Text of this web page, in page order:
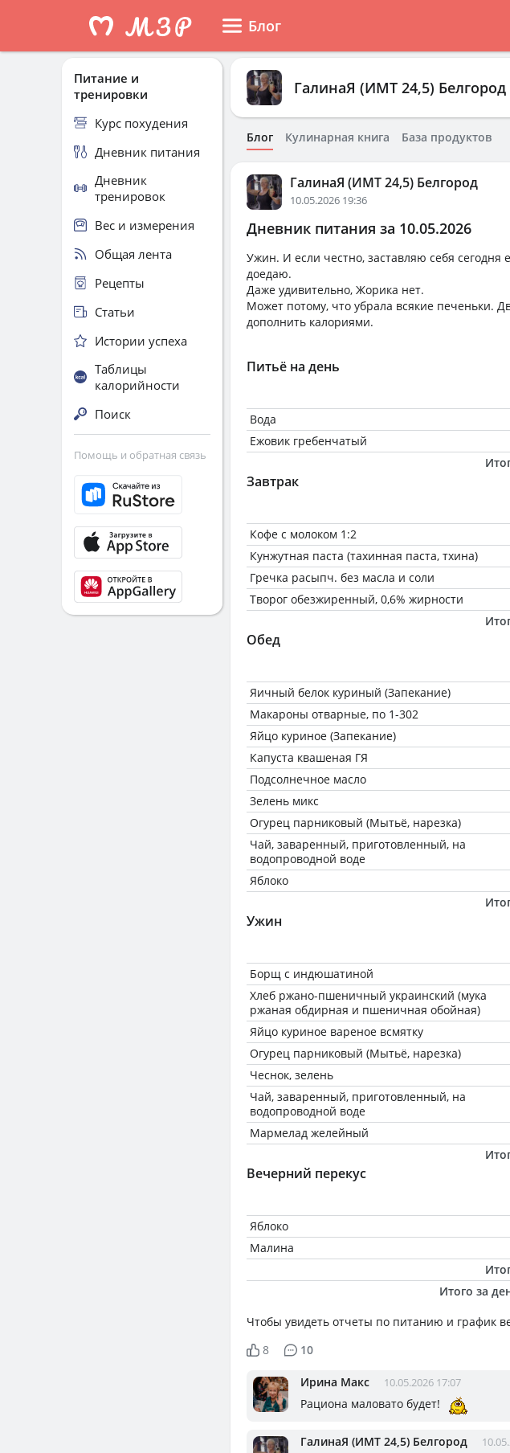
Блог
ГалинаЯ (ИМТ 24,5) Белгород
Блог Кулинарная книга База продуктов
ГалинаЯ (ИМТ 24,5) Белгород
10.05.2026 19:36
Дневник питания за 10.05.2026
Ужин. И если честно, заставляю себя
доедаю.
Даже удивительно, Жорика нет.
Может потому, что убрала всякие печеньки.
дополнить калориями.
Питьё на день
Вода
Ежовик гребенчатый
Завтрак
Кофе с молоком 1:2
Кунжутная паста (тахинная паста, тхина)
Гречка расыпч. без масла и соли
Творог обезжиренный, 0,6% жирности
Обед
Яичный белок куриный (Запекание)
Макароны отварные, по 1-302
Яйцо куриное (Запекание)
Капуста квашеная ГЯ
Подсолнечное масло
Зелень микс
Огурец парниковый (Мытьё, нарезка)
Чай, заваренный, приготовленный, на
водопроводной воде
Яблоко
Ужин
Борщ с индюшатиной
Хлеб ржано-пшеничный украинский (мука
ржаная обдирная и пшеничная обойная)
Яйцо куриное вареное всмятку
Огурец парниковый (Мытьё, нарезка)
Чеснок, зелень
Чай, заваренный, приготовленный, на
водопроводной воде
Мармелад желейный
Вечерний перекус
Яблоко
Малина
Итого за
Чтобы увидеть отчеты по питанию и график
8
10
Ирина Макс 10.05.2026 17:07
Рациона маловато будет!
ГалинаЯ (ИМТ 24,5) Белгород
Питание и
тренировки
Курс похудения
Дневник питания
Дневник
тренировок
Вес и измерения
Общая лента
Рецепты
Статьи
Истории успеха
Таблицы
калорийности
Поиск
Помощь и обратная связь